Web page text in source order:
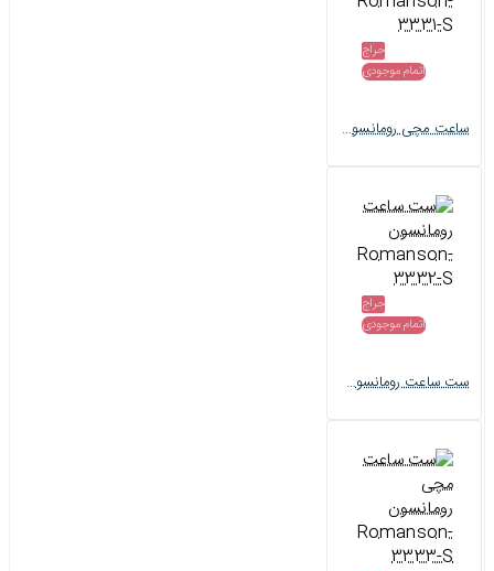
حراج
اتمام موجودی
ساعت مچی رومانسون ست Romanson-3331-S
حراج
اتمام موجودی
ست ساعت رومانسون Romanson-3332-S